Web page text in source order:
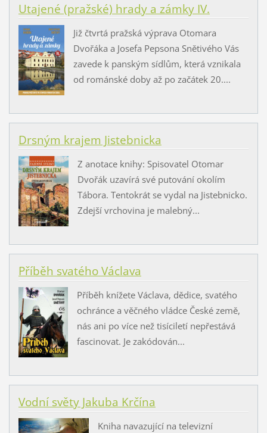
Utajené (pražské) hrady a zámky IV.
Již čtvrtá pražská výprava Otomara
Dvořáka a Josefa Pepsona Snětivého Vás
zavede k panským sídlům, která vznikala
od románské doby až po začátek 20....
Drsným krajem Jistebnicka
Z anotace knihy: Spisovatel Otomar
Dvořák uzavírá své putování okolím
Tábora. Tentokrát se vydal na Jistebnicko.
Zdejší vrchovina je malebný...
Příběh svatého Václava
Příběh knížete Václava, dědice, svatého
ochránce a věčného vládce České země,
nás ani po více než tisíciletí nepřestává
fascinovat. Je zakódován...
Vodní světy Jakuba Krčína
Kniha navazující na televizní